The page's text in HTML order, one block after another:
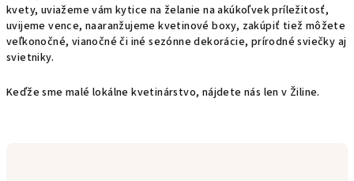
kvety, uviažeme vám kytice na želanie na akúkoľvek príležitosť,
uvijeme vence, naaranžujeme kvetinové boxy, zakúpiť tiež môžete
veľkonočné, vianočné či iné sezónne dekorácie, prírodné sviečky aj
svietniky.
Keďže sme malé lokálne kvetinárstvo, nájdete nás len v Žiline.